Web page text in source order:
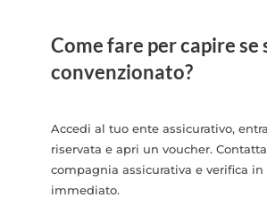
Come fare per capire se
convenzionato?
Accedi al tuo ente assicurativo,
riservata e apri un voucher.
compagnia assicurativa e verifica
immediato.